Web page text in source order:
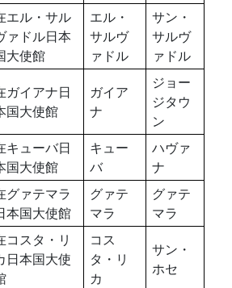
エル・サル
ァドル日本
大使館
エル・
サルヴ
ァドル
サン・
サルヴ
ァドル
ガイアナ日
国大使館
ガイア
ナ
ジョー
ジタウ
ン
キューバ日
国大使館
キュー
バ
ハヴァ
ナ
グァテマラ
本国大使館
グァテ
マラ
グァテ
マラ
コスタ・リ
日本国大使
コス
タ・リ
カ
サン・
ホセ